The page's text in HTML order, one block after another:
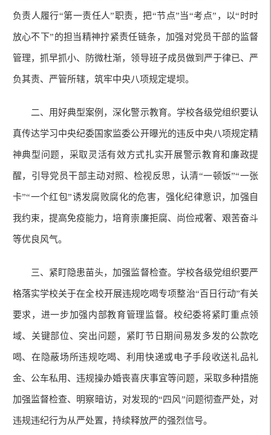
负责人履行“第一责任人”职责，把“节点”当“考点”，以“时时
放心不下”的担当精神拧紧责任链条，加强对党员干部的监督
管理，抓早抓小、防微杜渐，领导班子成员做到严于律已、严
负其责、严管所辖，筑牢中央八项规定堤坝。
二、用好典型案例，深化警示教育。学校各级党组织要认
真传达学习中央纪委国家监委公开曝光的违反中央八项规定精
神典型问题，采取灵活有效方式扎实开展警示教育和廉政提
醒，引导党员干部主动对照、检视反思，认清“一顿饭”“一张
卡”“一个红包”诱发腐败腐化的危害，强化纪律意识，加强自
我约束，提高免疫能力，培育崇廉拒腐、尚俭戒奢、艰苦奋斗
等优良风气。
三、紧盯隐患苗头，加强监督检查。学校各级党组织要严
格落实学校关于在全校开展违规吃喝专项整治“百日行动”有关
要求，进一步加强内部教育管理监督。校纪委将紧盯重点领
域、关键部位、突出问题，紧盯节日期间易发多发的公款吃
喝、在隐蔽场所违规吃喝、利用快递或电子手段收送礼品礼
金、公车私用、违规操办婚丧喜庆事宜等问题，采取多种措施
加强监督检查、明察暗访，对发现的“四风”问题彻查严处，对
违规违纪行为从严处置，持续释放严的强烈信号。